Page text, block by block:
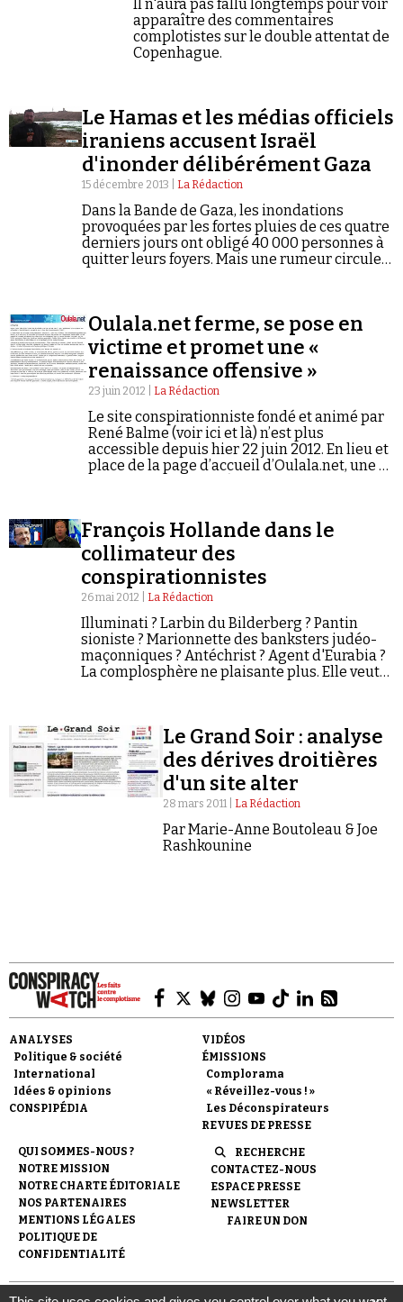
Il n'aura pas fallu longtemps pour voir
apparaître des commentaires
complotistes sur le double attentat de
Copenhague.
Le Hamas et les médias officiels
iraniens accusent Israël
d'inonder délibérément Gaza
15 décembre 2013 | La Rédaction
Dans la Bande de Gaza, les inondations
provoquées par les fortes pluies de ces quatre
derniers jours ont obligé 40 000 personnes à
quitter leurs foyers. Mais une rumeur circule
Oulala.net ferme, se pose en
victime et promet une «
renaissance offensive »
23 juin 2012 | La Rédaction
Le site conspirationniste fondé et animé par
René Balme (voir ici et là) n’est plus
accessible depuis hier 22 juin 2012. En lieu et
place de la page d’accueil d’Oulala.net, une «
François Hollande dans le
collimateur des
conspirationnistes
26 mai 2012 | La Rédaction
Illuminati ? Larbin du Bilderberg ? Pantin
sioniste ? Marionnette des banksters judéo-
maçonniques ? Antéchrist ? Agent d'Eurabia ?
La complosphère ne plaisante plus. Elle veut
Le Grand Soir : analyse
des dérives droitières
d'un site alter
28 mars 2011 | La Rédaction
Par Marie-Anne Boutoleau & Joe
Rashkounine
ANALYSES
Politique & société
International
Idées & opinions
CONSPIPÉDIA
VIDÉOS
ÉMISSIONS
Complorama
« Réveillez-vous ! »
Les Déconspirateurs
REVUES DE PRESSE
QUI SOMMES-NOUS ?
NOTRE MISSION
NOTRE CHARTE ÉDITORIALE
NOS PARTENAIRES
MENTIONS LÉGALES
POLITIQUE DE
CONFIDENTIALITÉ
RECHERCHE
CONTACTEZ-NOUS
ESPACE PRESSE
NEWSLETTER
FAIRE UN DON